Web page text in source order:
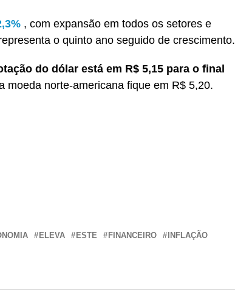
, com expansão em todos os setores e
o quinto ano seguido de crescimento.
do dólar está em R$ 5,15 para o final
moeda norte-americana fique em R$ 5,20.
ELEVA ESTE FINANCEIRO
INFLAÇÃO